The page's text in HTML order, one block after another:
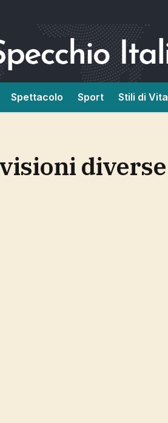
Spettacolo Sport Stili di Vita
visioni diverse